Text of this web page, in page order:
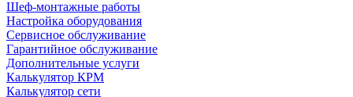
Шеф-монтажные работы
Настройка оборудования
Сервисное обслуживание
Гарантийное обслуживание
Дополнительные услуги
Калькулятор КРМ
Калькулятор сети